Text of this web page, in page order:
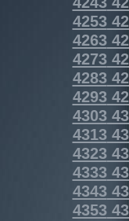
4253
4263
4273
4283
4293
4303
4313
4323
4333
4343
4353